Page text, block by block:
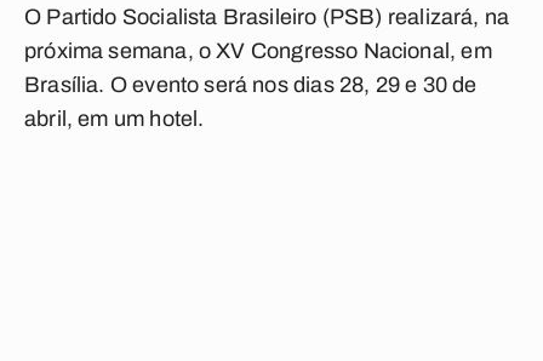
O Partido Socialista Brasileiro (PSB) realizará, na
próxima semana, oXV Congresso Nacional, em
Brasília. O evento será nos dias 28, 29 e 30 de
abril, em um hotel.